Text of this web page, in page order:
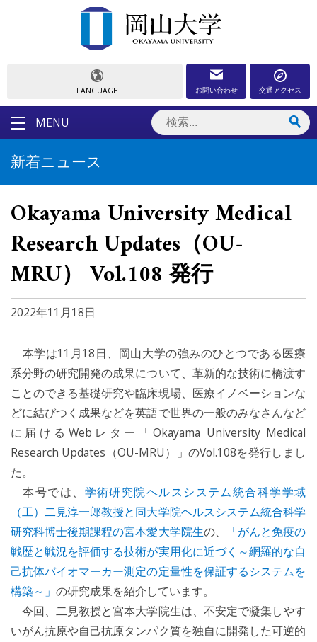
LANGUAGE お問い合わせ 交通アクセス
MENU
新着ニュース
Okayama University Medical
Research Updates（OU-
MRU） Vol.108 発行
2022年11月18日
本学は11月18日、岡山大学の強みのひとつである医療
系分野の研究開発の成果について、革新的な技術に橋渡す
ことのできる基礎研究や臨床現場、医療イノベーションな
どに結びつく成果などを英語で世界の一般のみなさんなど
に届けるWebレター「Okayama University Medical
Research Updates（OU-MRU）」のVol.108を発行しまし
た。
本号では、 学術研究院ヘルスシステム統合科学学域
（工）二見淳一郎教授と同大学院ヘルスシステム統合科学
研究科博士後期課程の宮本愛大学院生の、
「がんと免疫の
戦歴と戦況を評価する技術が実用化に近づく～網羅的な自
己抗体バイオマーカー測定の定量性を保証するシステムを
構築～」 の研究成果を紹介しています。
今回、二見教授と宮本大学院生は、不安定で凝集しやす
いがん抗原や自己抗原タンパク質を独自に開発した可逆的